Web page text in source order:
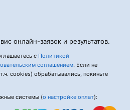
онлайн-заявок и результатов.
с Политикой
соглашением. Если не
cookies) обрабатывались, покиньте
системы (о настройке оплат):